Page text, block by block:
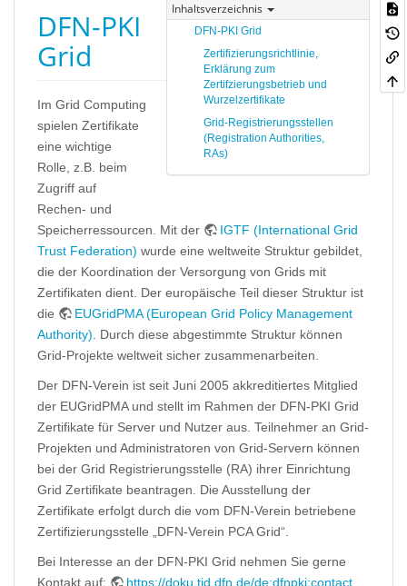
Inhaltsverzeichnis
DFN-PKI Grid
Zertifizierungsrichtlinie,
Erklärung zum
Zertifzierungsbetrieb und
Wurzelzertifikate
Grid-Registrierungsstellen
(Registration Authorities,
RAs)
DFN-PKI
Grid
Im Grid Computing
spielen Zertifikate
eine wichtige
Rolle, z.B. beim
Zugriff auf
Rechen- und
Speicherressourcen. Mit der
IGTF (International Grid
Trust Federation) wurde eine weltweite Struktur gebildet,
die der Koordination der Versorgung von Grids mit
Zertifikaten dient. Der europäische Teil dieser Struktur ist
die
EUGridPMA (European Grid Policy Management
Authority) . Durch diese abgestimmte Struktur können
Grid-Projekte weltweit sicher zusammenarbeiten.
Der DFN-Verein ist seit Juni 2005 akkreditiertes Mitglied
der EUGridPMA und stellt im Rahmen der DFN-PKI Grid
Zertifikate für Server und Nutzer aus. Teilnehmer an Grid-
Projekten und Administratoren von Grid-Servern können
bei der Grid Registrierungsstelle (RA) ihrer Einrichtung
Grid Zertifikate beantragen. Die Ausstellung der
Zertifikate erfolgt durch die vom DFN-Verein betriebene
Zertifizierungsstelle „DFN-Verein PCA Grid“.
Bei Interesse an der DFN-PKI Grid nehmen Sie gerne
Kontakt auf:
https://doku.tid.dfn.de/de:dfnpki:contact